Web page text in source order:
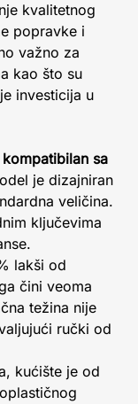
kvalitetnog
popravke i
važno za
kao što su
investicija u
sa
je dizajniran
veličina.
ključevima
lakši od
čini veoma
težina nije
ručki od
kućište je od